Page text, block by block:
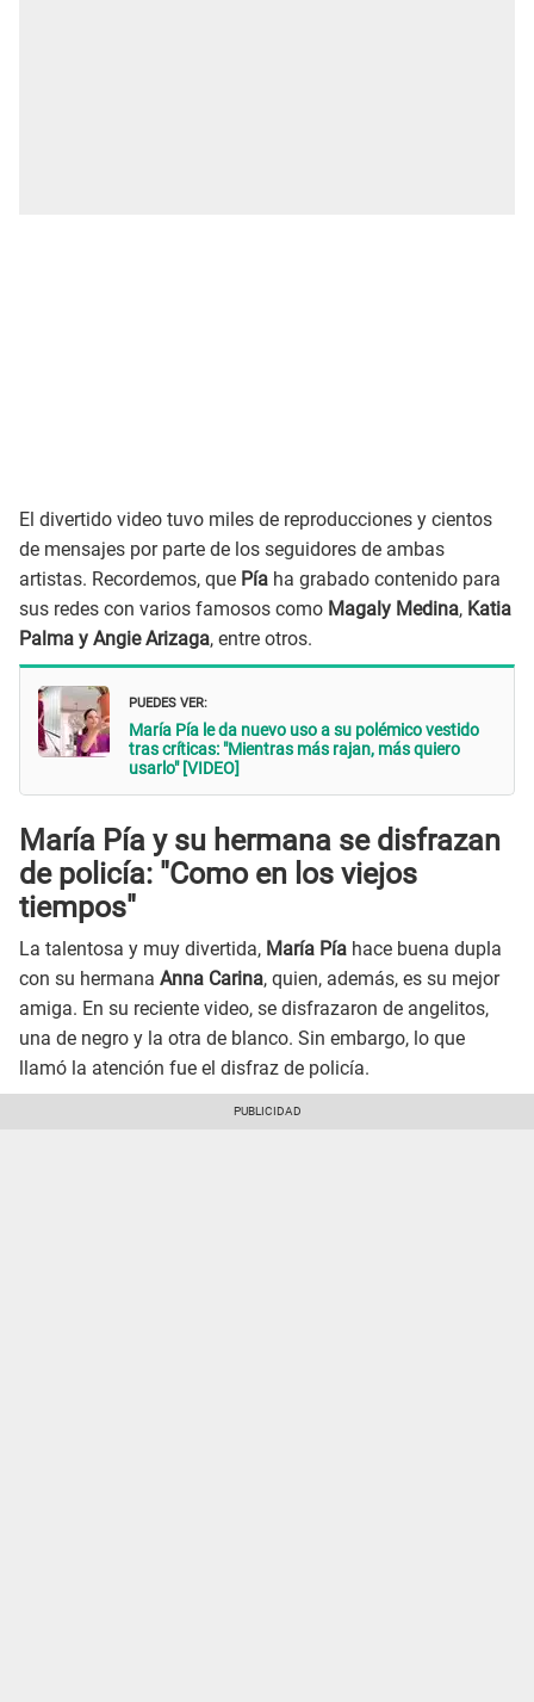
El divertido video tuvo miles de reproducciones y cientos
de mensajes por parte de los seguidores de ambas
artistas. Recordemos, que Pía ha grabado contenido para
sus redes con varios famosos como Magaly Medina, Katia
Palma y Angie Arizaga, entre otros.
PUEDES VER:
María Pía le da nuevo uso a su polémico vestido
tras críticas: "Mientras más rajan, más quiero
usarlo" [VIDEO]
María Pía y su hermana se disfrazan
de policía: "Como en los viejos
tiempos"
La talentosa y muy divertida, María Pía hace buena dupla
con su hermana Anna Carina, quien, además, es su mejor
amiga. En su reciente video, se disfrazaron de angelitos,
una de negro y la otra de blanco. Sin embargo, lo que
llamó la atención fue el disfraz de policía.